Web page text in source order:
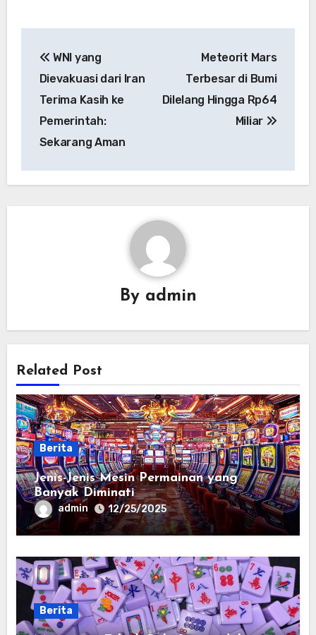
pos
WNI yang
Dievakuasi dari Iran
Terima Kasih ke
Pemerintah:
Sekarang Aman
Meteorit Mars
Terbesar di Bumi
Dilelang Hingga Rp64
Miliar
By admin
Related Post
Berita
Jenis-Jenis Mesin Permainan yang
Banyak Diminati
admin 12/25/2025
Berita